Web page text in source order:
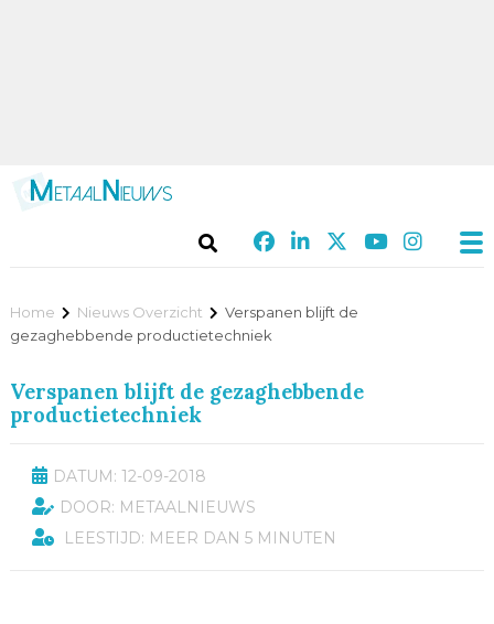
Home Nieuws Overzicht
Verspanen blijft de
gezaghebbende productietechniek
Verspanen blijft de gezaghebbende
productietechniek
DATUM: 12-09-2018
DOOR: METAALNIEUWS
LEESTIJD: MEER DAN 5 MINUTEN